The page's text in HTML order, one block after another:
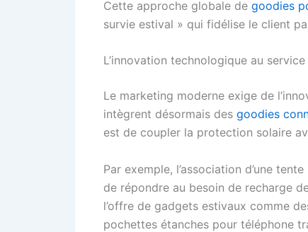
Cette approche globale de goodies
survie estival » qui fidélise le client
L’innovation technologique au service
Le marketing moderne exige de
intègrent désormais des goodies
est de coupler la protection solaire
Par exemple, l’association d’une
de répondre au besoin de recharge
l’offre de gadgets estivaux comme
pochettes étanches pour téléphone